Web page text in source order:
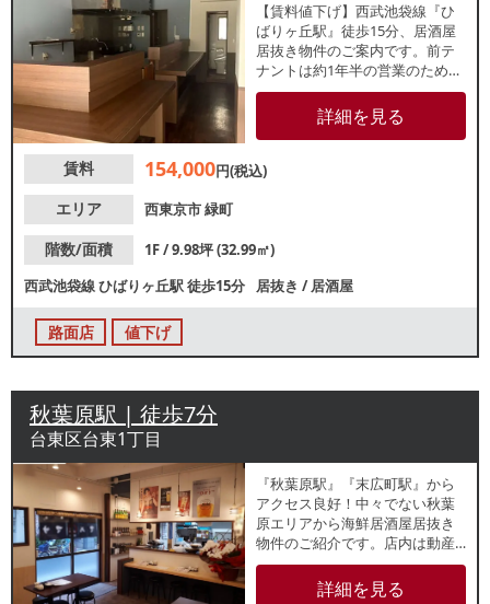
【賃料値下げ】西武池袋線『ひ
ばりヶ丘駅』徒歩15分、居酒屋
居抜き物件のご案内です。前テ
ナントは約1年半の営業のため、
内装美麗！視認性良好な角地の
路面店。周辺は住宅街で地域密
着型の営業に最適なエリアで
な小箱物件！諸条件等、お気軽
詳細を見る
賃料 154,000円(税込)
エリア
西東京市緑町
階数/面積
1F / 9.98坪 (32.99㎡)
西武池袋線ひばりヶ丘駅徒歩15分 居抜き /居酒屋
路面店 値下げ
秋葉原駅 | 徒歩7分
台東区台東1丁目
『秋葉原駅』『末広町駅』から
アクセス良好！中々でない秋葉
原エリアから海鮮居酒屋居抜き
物件のご紹介です。店内は動産
物撤去済みですが、カウンター
がございます。近隣はオフィス
詳細を見る